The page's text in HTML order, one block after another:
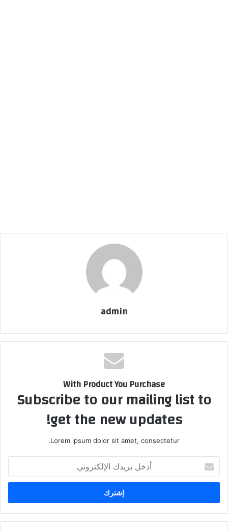
admin
With Product You Purchase
Subscribe to our mailing list to
get the new updates!
Lorem ipsum dolor sit amet, consectetur.
بريدك
الإلكتروني